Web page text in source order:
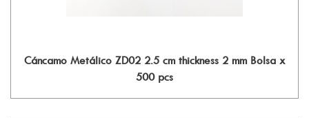
Cáncamo Metálico ZD02 2.5 cm thickness 2 mm Bolsa x
500 pcs